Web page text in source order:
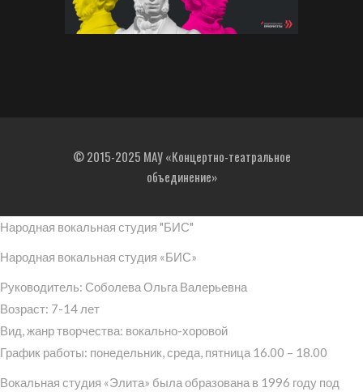
© 2015-2025 МАУ «Концертно-театральное
объединение»
Народная вокальная студия "БИС"
Народная вокальная студия «БИС»
Руководитель: Соболева Ольга Валерьевна
Возраст: 7-14 лет
Вид, жанр творчества: вокально-хоровой
График работы: понедельник, среда, пятница 16.00 – 18.00
Вокальная студия «Элита» была образована в 1996 году под